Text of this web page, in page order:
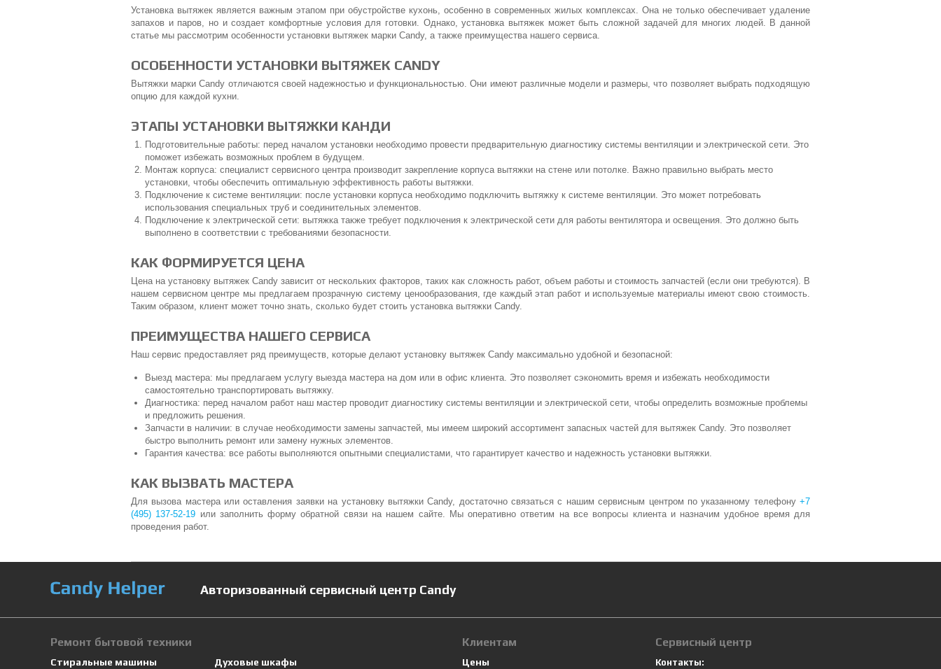
Установка вытяжек является важным этапом при обустройстве кухонь, особенно в современных жилых комплексах. Она не только обеспечивает удаление
запахов и паров, но и создает комфортные условия для готовки. Однако, установка вытяжек может быть сложной задачей для многих людей. В данной
статье мы рассмотрим особенности установки вытяжек марки Candy, а также преимущества нашего сервиса.
ОСОБЕННОСТИ УСТАНОВКИ ВЫТЯЖЕК CANDY
Вытяжки марки Candy отличаются своей надежностью и функциональностью. Они имеют различные модели и размеры, что позволяет выбрать подходящую
опцию для каждой кухни.
ЭТАПЫ УСТАНОВКИ ВЫТЯЖКИ КАНДИ
Подготовительные работы: перед началом установки необходимо провести предварительную диагностику системы вентиляции и электрической сети. Это
поможет избежать возможных проблем в будущем.
Монтаж корпуса: специалист сервисного центра производит закрепление корпуса вытяжки на стене или потолке. Важно правильно выбрать место
установки, чтобы обеспечить оптимальную эффективность работы вытяжки.
Подключение к системе вентиляции: после установки корпуса необходимо подключить вытяжку к системе вентиляции. Это может потребовать
использования специальных труб и соединительных элементов.
Подключение к электрической сети: вытяжка также требует подключения к электрической сети для работы вентилятора и освещения. Это должно быть
выполнено в соответствии с требованиями безопасности.
КАК ФОРМИРУЕТСЯ ЦЕНА
Цена на установку вытяжек Candy зависит от нескольких факторов, таких как сложность работ, объем работы и стоимость запчастей (если они требуются). В
нашем сервисном центре мы предлагаем прозрачную систему ценообразования, где каждый этап работ и используемые материалы имеют свою стоимость.
Таким образом, клиент может точно знать, сколько будет стоить установка вытяжки Candy.
ПРЕИМУЩЕСТВА НАШЕГО СЕРВИСА
Наш сервис предоставляет ряд преимуществ, которые делают установку вытяжек Candy максимально удобной и безопасной:
Выезд мастера: мы предлагаем услугу выезда мастера на дом или в офис клиента. Это позволяет сэкономить время и избежать необходимости
самостоятельно транспортировать вытяжку.
Диагностика: перед началом работ наш мастер проводит диагностику системы вентиляции и электрической сети, чтобы определить возможные проблемы
и предложить решения.
Запчасти в наличии: в случае необходимости замены запчастей, мы имеем широкий ассортимент запасных частей для вытяжек Candy. Это позволяет
быстро выполнить ремонт или замену нужных элементов.
Гарантия качества: все работы выполняются опытными специалистами, что гарантирует качество и надежность установки вытяжки.
КАК ВЫЗВАТЬ МАСТЕРА
Для вызова мастера или оставления заявки на установку вытяжки Candy, достаточно связаться с нашим сервисным центром по указанному телефону +7
(495) 137-52-19 или заполнить форму обратной связи на нашем сайте. Мы оперативно ответим на все вопросы клиента и назначим удобное время для
проведения работ.
Авторизованный сервисный центр Candy
Ремонт бытовой техники
Стиральные машины Духовые шкафы
Клиентам
Цены
Сервисный центр
Контакты: